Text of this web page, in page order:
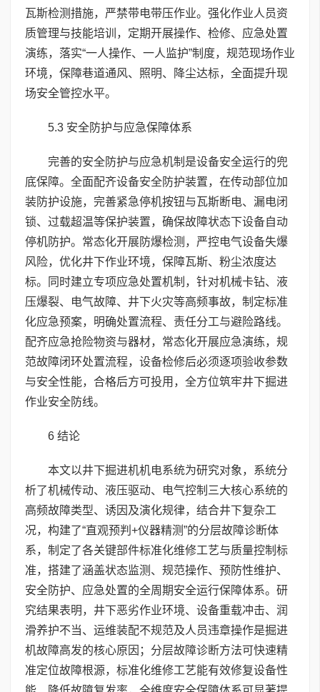
瓦斯检测措施，严禁带电带压作业。强化作业人员资
质管理与技能培训，定期开展操作、检修、应急处置
演练，落实“一人操作、一人监护”制度，规范现场作业
环境，保障巷道通风、照明、降尘达标，全面提升现
场安全管控水平。
5.3 安全防护与应急保障体系
完善的安全防护与应急机制是设备安全运行的兜
底保障。全面配齐设备安全防护装置，在传动部位加
装防护设施，完善紧急停机按钮与瓦斯断电、漏电闭
锁、过载超温等保护装置，确保故障状态下设备自动
停机防护。常态化开展防爆检测，严控电气设备失爆
风险，优化井下作业环境，保障瓦斯、粉尘浓度达
标。同时建立专项应急处置机制，针对机械卡钻、液
压爆裂、电气故障、井下火灾等高频事故，制定标准
化应急预案，明确处置流程、责任分工与避险路线。
配齐应急抢险物资与器材，常态化开展应急演练，规
范故障闭环处置流程，设备检修后必须逐项验收参数
与安全性能，合格后方可投用，全方位筑牢井下掘进
作业安全防线。
6 结论
本文以井下掘进机机电系统为研究对象，系统分
析了机械传动、液压驱动、电气控制三大核心系统的
高频故障类型、诱因及演化规律，结合井下复杂工
况，构建了“直观预判+仪器精测”的分层故障诊断体
系，制定了各关键部件标准化维修工艺与质量控制标
准，搭建了涵盖状态监测、规范操作、预防性维护、
安全防护、应急处置的全周期安全运行保障体系。研
究结果表明，井下恶劣作业环境、设备重载冲击、润
滑养护不当、运维装配不规范及人员违章操作是掘进
机故障高发的核心原因；分层故障诊断方法可快速精
准定位故障根源，标准化维修工艺能有效修复设备性